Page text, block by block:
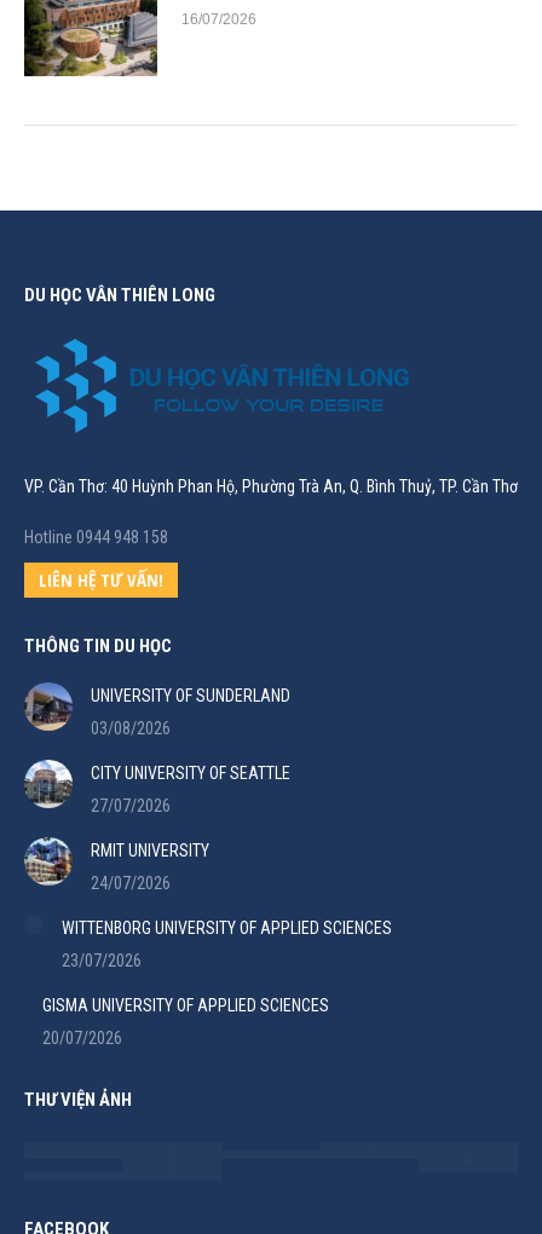
16/07/2026
DU HỌC VÂN THIÊN LONG
VP. Cần Thơ: 40 Huỳnh Phan Hộ, Phường Trà An, Q. Bình Thuỷ, TP. Cần Thơ
Hotline 0944 948 158
LIÊN HỆ TƯ VẤN!
THÔNG TIN DU HỌC
UNIVERSITY OF SUNDERLAND
03/08/2026
CITY UNIVERSITY OF SEATTLE
27/07/2026
RMIT UNIVERSITY
24/07/2026
WITTENBORG UNIVERSITY OF APPLIED SCIENCES
23/07/2026
GISMA UNIVERSITY OF APPLIED SCIENCES
20/07/2026
THƯ VIỆN ẢNH
FACEBOOK